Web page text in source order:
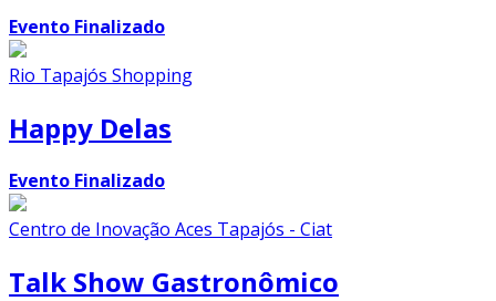
Evento Finalizado
Rio Tapajós Shopping
Happy Delas
Evento Finalizado
Centro de Inovação Aces Tapajós - Ciat
Talk Show Gastronômico